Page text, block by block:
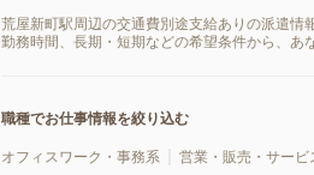
荒屋新町駅周辺の交通費別途支給ありの派遣情
勤務時間、長期・短期などの希望条件から、あ
職種でお仕事情報を絞り込む
オフィスワーク・事務系 営業・販売・サービ